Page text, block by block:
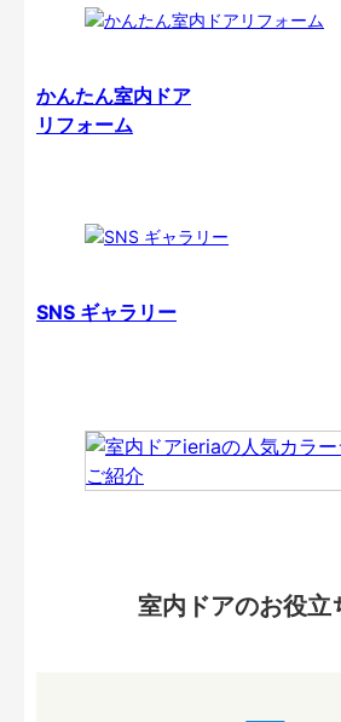
かんたん室内ドア
リフォーム
SNS ギャラリー
室内ドアのお役立